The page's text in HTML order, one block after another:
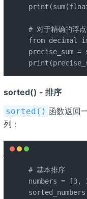
# 对于精确的浮
from decimal
precise_sum
sorted() - 排序
sorted() 函数返回
列：
# 基本排序
numbers =